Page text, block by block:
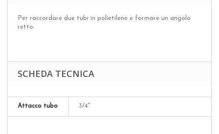
Per raccordare due tubi in polietilene e formare un angolo
retto.
SCHEDA TECNICA
Attacco tubo 3/4"